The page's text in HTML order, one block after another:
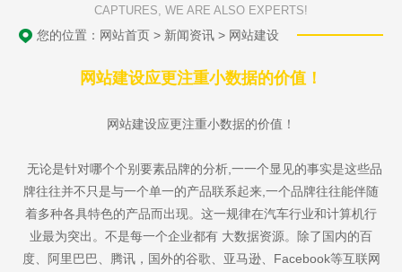
CAPTURES, WE ARE ALSO EXPERTS!
您的位置： 网站首页 > 新闻资讯 > 网站建设
网站建设应更注重小数据的价值！
网站建设应更注重小数据的价值！
无论是针对哪个个别要素品牌的分析,一一个显见的事实是这些品
牌往往并不只是与一个单一的产品联系起来,一个品牌往往能伴随
着多种各具特色的产品而出现。这一规律在汽车行业和计算机行
业最为突出。不是每一个企业都有 大数据资源。除了国内的百
度、阿里巴巴、腾讯，国外的谷歌、亚马逊、Facebook等互联网